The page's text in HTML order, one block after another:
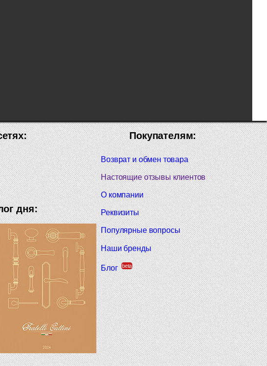
Покупателям:
Возврат и обмен товара
Настоящие отзывы клиентов
О компании
Реквизиты
Популярные вопросы
Наши бренды
Блог beta
дня: